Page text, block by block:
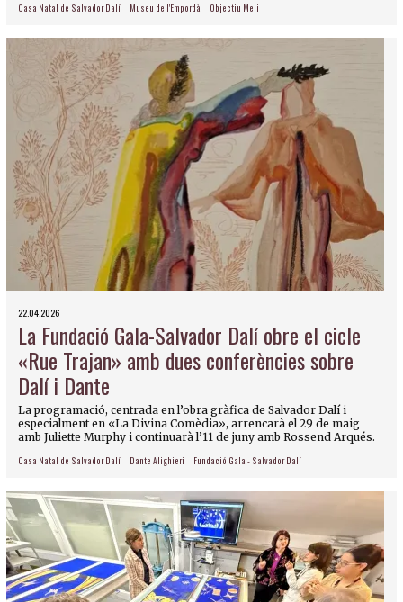
Casa Natal de Salvador Dalí Museu de l'Empordà Objectiu Meli
22.04.2026
La Fundació Gala-Salvador Dalí obre el cicle
«Rue Trajan» amb dues conferències sobre
Dalí i Dante
La programació, centrada en l’obra gràfica de Salvador Dalí i
especialment en «La Divina Comèdia», arrencarà el 29 de maig
amb Juliette Murphy i continuarà l’11 de juny amb Rossend Arqués.
Casa Natal de Salvador Dalí Dante Alighieri Fundació Gala - Salvador Dalí